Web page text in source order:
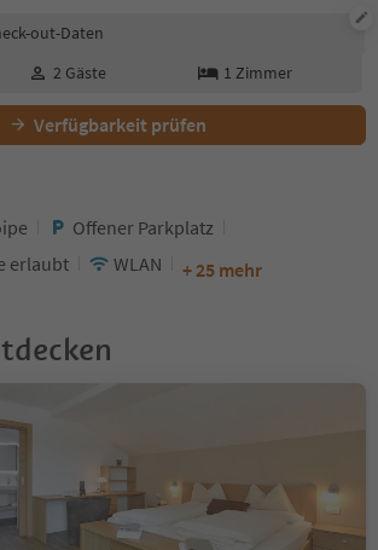
out-Daten
2 Gäste 1 Zimmer
Verfügbarkeit prüfen
Offener Parkplatz
erlaubt
WLAN + 25 mehr